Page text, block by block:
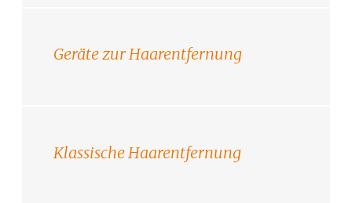
Geräte zur Haarentfernung
Klassische Haarentfernung